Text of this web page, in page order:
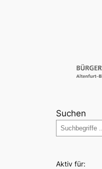
Suchen
Aktiv für: